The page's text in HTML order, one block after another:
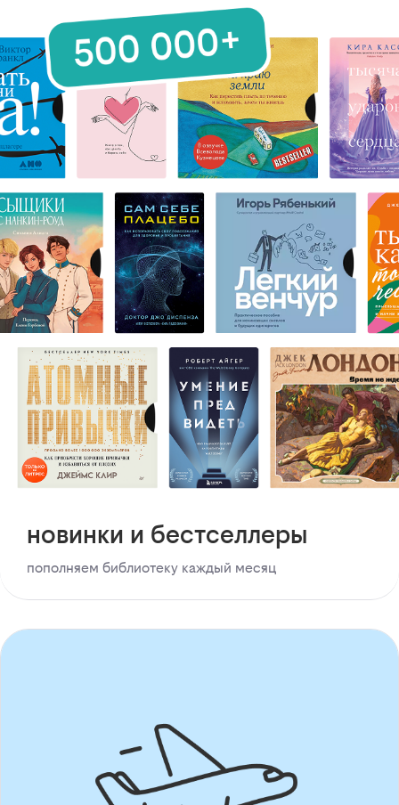
новинки и бестселлеры
пополняем библиотеку каждый месяц